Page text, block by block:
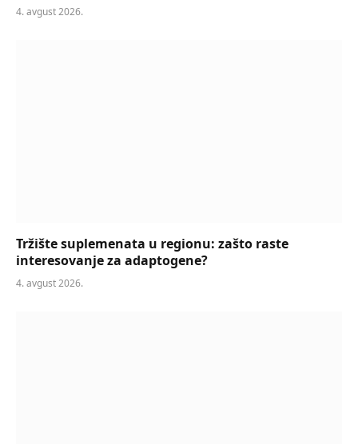
4. avgust 2026.
Tržište suplemenata u regionu: zašto raste
interesovanje za adaptogene?
4. avgust 2026.